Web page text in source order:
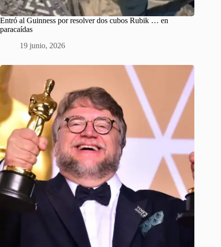
Entró al Guinness por resolver dos cubos Rubik … en
paracaídas
19 junio, 2026